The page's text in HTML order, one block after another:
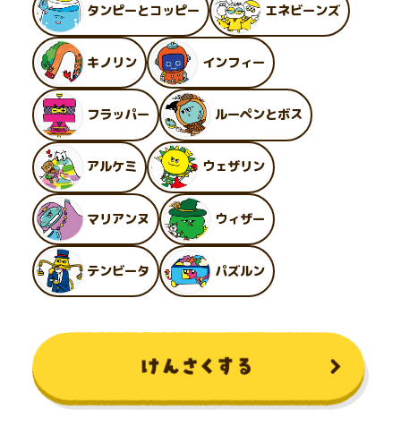
タンピーとコッピー エネビーンズ
キノリン インフィー
フラッパー ルーペンとボス
アルケミ ウェザリン
マリアンヌ ウィザー
テンビータ パズルン